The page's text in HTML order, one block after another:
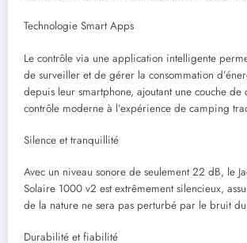
Technologie Smart Apps
Le contrôle via une application intelligente
de surveiller et de gérer la consommation
depuis leur smartphone, ajoutant une couche
contrôle moderne à l’expérience de camping
Silence et tranquillité
Avec un niveau sonore de seulement 22 dB, le
Solaire 1000 v2 est extrêmement silencieux,
de la nature ne sera pas perturbé par le bruit
Durabilité et fiabilité